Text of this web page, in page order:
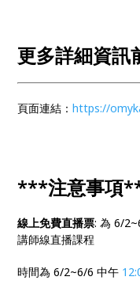
更多詳細資訊
頁面連結：https://
***注意事項
線上免費直播票: 為 6/
講師線直播課程
時間為 6/2~6/6 中午